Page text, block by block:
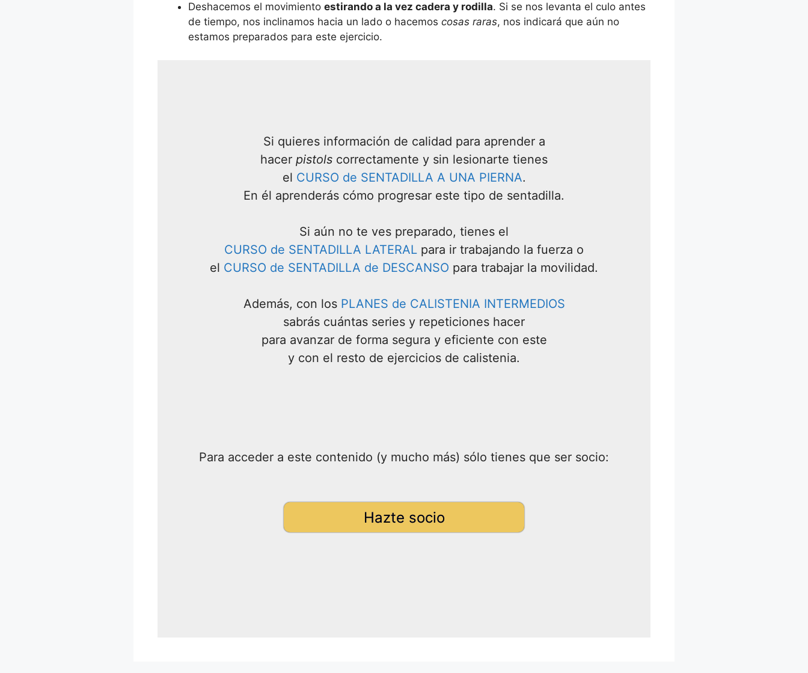
Deshacemos el movimiento estirando a la vez cadera y rodilla. Si se nos levanta el culo antes
de tiempo, nos inclinamos hacia un lado o hacemos cosas raras, nos indicará que aún no
estamos preparados para este ejercicio.
Si quieres información de calidad para aprender a
hacer pistols correctamente y sin lesionarte tienes
el CURSO de SENTADILLA A UNA PIERNA.
En él aprenderás cómo progresar este tipo de sentadilla.
Si aún no te ves preparado, tienes el
CURSO de SENTADILLA LATERAL para ir trabajando la fuerza o
el CURSO de SENTADILLA de DESCANSO para trabajar la movilidad.
Además, con los PLANES de CALISTENIA INTERMEDIOS
sabrás cuántas series y repeticiones hacer
para avanzar de forma segura y eficiente con este
y con el resto de ejercicios de calistenia.
Para acceder a este contenido (y mucho más) sólo tienes que ser socio:
Hazte socio